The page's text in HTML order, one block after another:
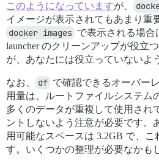
このようになっていますが、
イメージが表示されてもあまり重
docker images で表示される場合
launcher のクリーンアップが役立
が、あなたには役立っていないよ
なお、 df で確認できるオーバー
用量は、ルートファイルシステム
多くのデータが重複して使用され
ントしないよう注意が必要です。
用可能なスペースは 3.2GB で、
す。いくつかの整理が必要なかも